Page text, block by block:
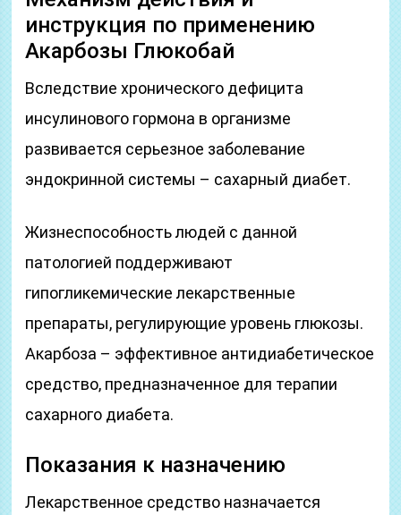
инструкция по применению
Акарбозы Глюкобай
Вследствие хронического дефицита
инсулинового гормона в организме
развивается серьезное заболевание
эндокринной системы – сахарный диабет.
Жизнеспособность людей с данной
патологией поддерживают
гипогликемические лекарственные
препараты, регулирующие уровень глюкозы.
Акарбоза – эффективное антидиабетическое
средство, предназначенное для терапии
сахарного диабета.
Показания к назначению
Лекарственное средство назначается